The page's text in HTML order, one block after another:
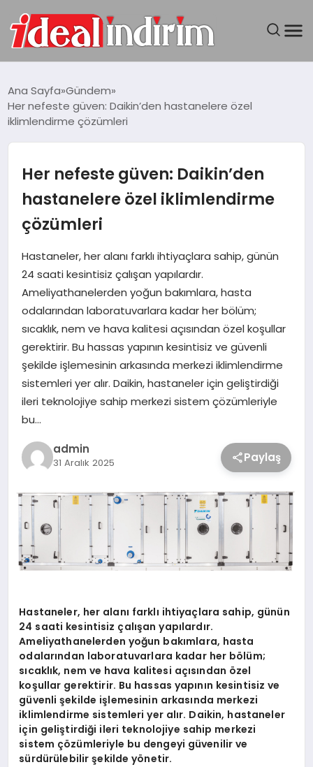
BILGISAYAR
TEKNOLOJI
YAŞAM
Ana Sayfa Gündem
Her nefeste güven: Daikin’den hastanelere özel
iklimlendirme çözümleri
Her nefeste güven: Daikin’den
hastanelere özel iklimlendirme
çözümleri
Hastaneler, her alanı farklı ihtiyaçlara sahip, günün
24 saati kesintisiz çalışan yapılardır.
Ameliyathanelerden yoğun bakımlara, hasta
odalarından laboratuvarlara kadar her bölüm;
sıcaklık, nem ve hava kalitesi açısından özel koşullar
gerektirir. Bu hassas yapının kesintisiz ve güvenli
şekilde işlemesinin arkasında merkezi iklimlendirme
sistemleri yer alır. Daikin, hastaneler için geliştirdiği
ileri teknolojiye sahip merkezi sistem çözümleriyle
bu…
admin
31 Aralık 2025 Paylaş
Hastaneler, her alanı farklı ihtiyaçlara sahip, günün
24 saati kesintisiz çalışan yapılardır.
Ameliyathanelerden yoğun bakımlara, hasta
odalarından laboratuvarlara kadar her bölüm;
sıcaklık, nem ve hava kalitesi açısından özel
koşullar gerektirir. Bu hassas yapının kesintisiz ve
güvenli şekilde işlemesinin arkasında merkezi
iklimlendirme sistemleri yer alır. Daikin, hastaneler
için geliştirdiği ileri teknolojiye sahip merkezi
sistem çözümleriyle bu dengeyi güvenilir ve
sürdürülebilir şekilde yönetir.